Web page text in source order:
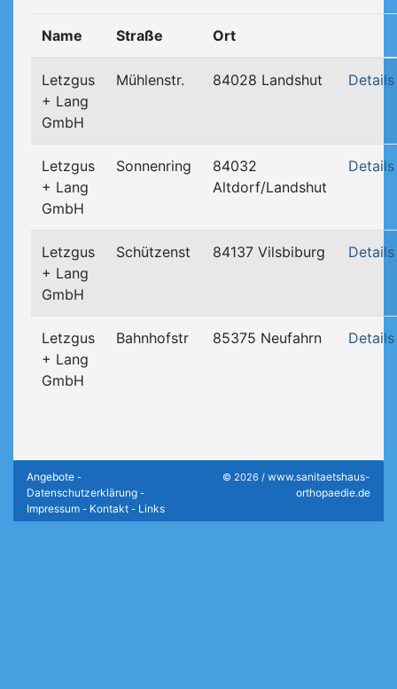
Name Straße Ort
Letzgus
+ Lang
GmbH
Mühlenstr. 84028 Landshut Details
Letzgus
+ Lang
GmbH
Sonnenring
84032
Altdorf/Landshut
Details
Letzgus
+ Lang
GmbH
Schützenst 84137 Vilsbiburg Details
Letzgus
+ Lang
GmbH
Bahnhofstr 85375 Neufahrn Details
Angebote -
Datenschutzerklärung -
Impressum - Kontakt - Links
© 2026 / www.sanitaetshaus-
orthopaedie.de